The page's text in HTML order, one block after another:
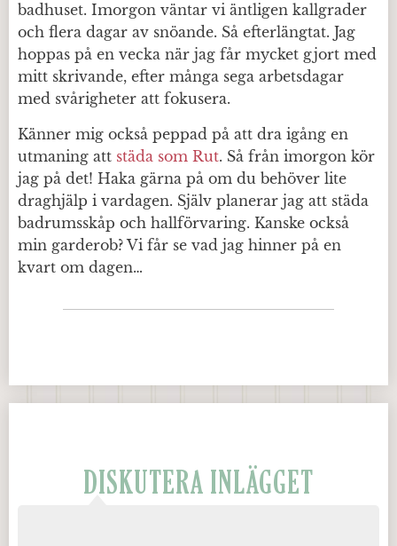
badhuset. Imorgon väntar vi äntligen kallgrader
och flera dagar av snöande. Så efterlängtat. Jag
hoppas på en vecka när jag får mycket gjort med
mitt skrivande, efter många sega arbetsdagar
med svårigheter att fokusera.
Känner mig också peppad på att dra igång en
utmaning att städa som Rut. Så från imorgon kör
jag på det! Haka gärna på om du behöver lite
draghjälp i vardagen. Själv planerar jag att städa
badrumsskåp och hallförvaring. Kanske också
min garderob? Vi får se vad jag hinner på en
kvart om dagen…
DISKUTERA INLÄGGET